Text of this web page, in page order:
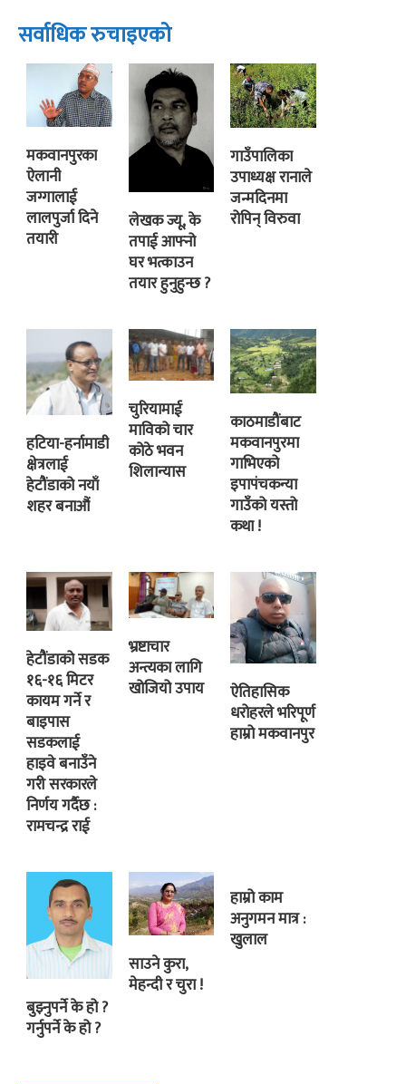
सर्वाधिक रुचाइएको
मकवानपुरका
ऐलानी
जग्गालाई
लालपुर्जा दिने
तयारी
लेखक ज्यू, के
तपाई आफ्नो
घर भत्काउन
तयार हुनुहुन्छ ?
गाउँपालिका
उपाध्यक्ष रानाले
जन्मदिनमा
रोपिन् विरुवा
हटिया-हर्नामाडी
क्षेत्रलाई
हेटौंडाको नयाँ
शहर बनाऔं
चुरियामाई
माविको चार
कोठे भवन
शिलान्यास
काठमाडौंबाट
मकवानपुरमा
गाभिएको
इपापंचकन्या
गाउँको यस्तो
कथा !
हेटौंडाको सडक
१६-१६ मिटर
कायम गर्ने र
बाइपास
सडकलाई
हाइवे बनाउँने
गरी सरकारले
निर्णय गर्दैछ :
रामचन्द्र राई
भ्रष्टाचार
अन्त्यका लागि
खोजियो उपाय
ऐतिहासिक
धरोहरले भरिपूर्ण
हाम्रो मकवानपुर
बुझ्नुपर्ने के हो ?
गर्नुपर्ने के हो ?
साउने कुरा,
मेहन्दी र चुरा !
हाम्रो काम
अनुगमन मात्र :
खुलाल